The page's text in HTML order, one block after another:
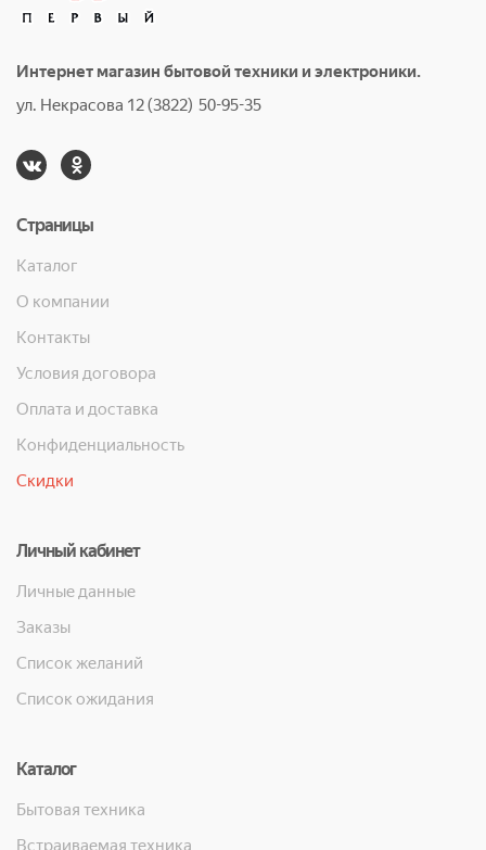
Интернет магазин бытовой техники и электроники.
ул. Некрасова 12 (3822) 50-95-35
Страницы
Каталог
О компании
Контакты
Условия договора
Оплата и доставка
Конфиденциальность
Скидки
Личный кабинет
Личные данные
Заказы
Список желаний
Список ожидания
Каталог
Бытовая техника
Встраиваемая техника